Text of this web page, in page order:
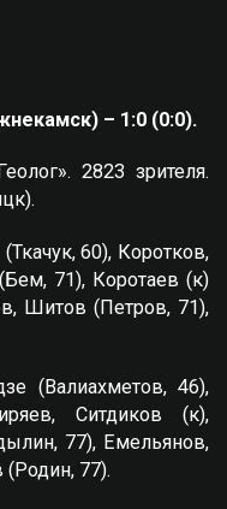
– 1:0 (0:0).
2823 зрителя.
60), Коротков,
71), Коротаев (к)
Шитов (Петров, 71),
(Валиахметов, 46),
Ситдиков (к),
77), Емельянов,
77).